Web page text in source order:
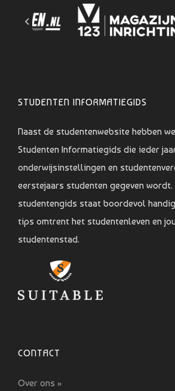
STUDENTEN INFORMATIEGIDS
Naast de studentenwebsite hebben
Studenten Informatiegids die ieder
onderwijsinstellingen en
eerstejaars studenten gegeven wordt.
studentengids staat boordevol
tips omtrent het studentenleven en
studentenstad.
CONTACT
Over ons »